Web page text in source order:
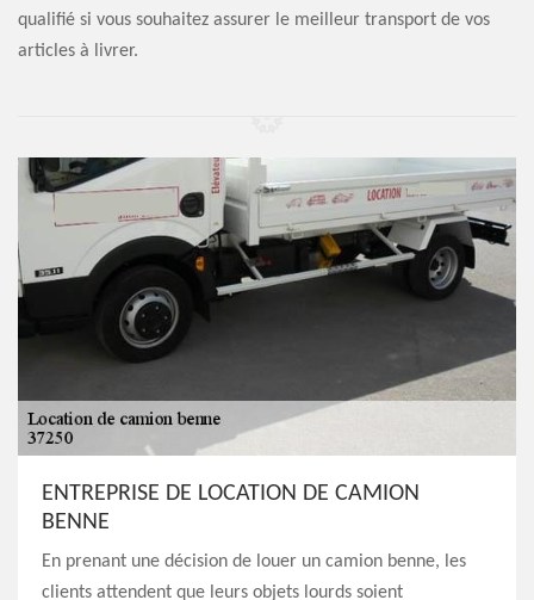
qualifié si vous souhaitez assurer le meilleur transport de vos
articles à livrer.
ENTREPRISE DE LOCATION DE CAMION
BENNE
En prenant une décision de louer un camion benne, les
clients attendent que leurs objets lourds soient